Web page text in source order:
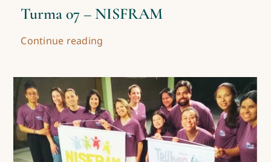
Turma 07 – NISFRAM
Continue reading